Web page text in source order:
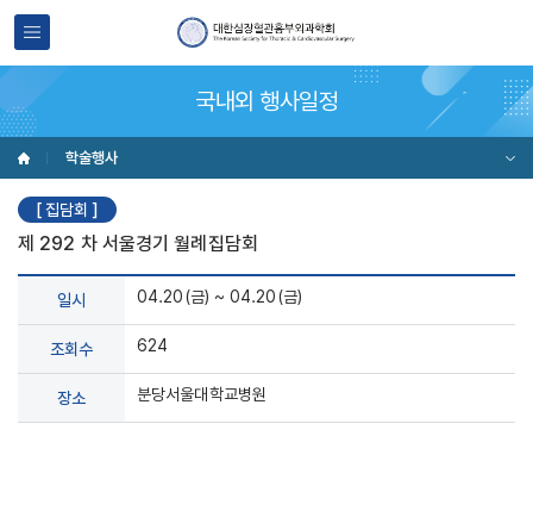
국내외 행사일정
학술행사
[ 집담회 ]
제 292 차 서울경기 월례집담회
일시 04.20(금) ~ 04.20(금)
조회수 624
장소 분당서울대학교병원